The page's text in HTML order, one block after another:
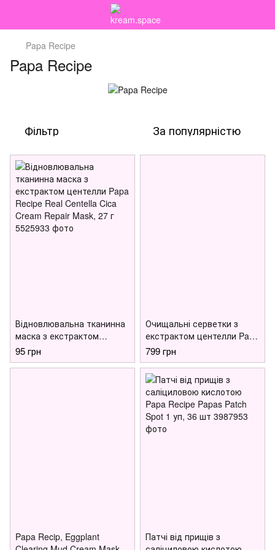
Papa Recipe
Papa Recipe
Фільтр За популярністю
Відновлювальна тканинна
маска з екстрактом
центелли Papa Recipe Real
Centella Cica Cream Repair
95 грн
Очищальні серветки з
екстрактом центелли Papa
Recipe Real Centella Cica
Watery Cleansing Tissue,
100 шт
799 грн
Papa Recip, Eggplant
Патчі від прищів з